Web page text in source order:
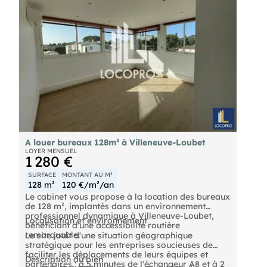
A louer bureaux 128m² à Villeneuve-Loubet
LOYER MENSUEL
1 280 €
SURFACE
128 m²
MONTANT AU M²
120 €/m²/an
Le cabinet vous propose à la location des bureaux
de 128 m², implantés dans un environnement
professionnel dynamique à Villeneuve-Loubet,
bénéficiant d'une accessibilité routière
remarquable.
Localisation et environnement
Le site jouit d'une situation géographique
stratégique pour les entreprises soucieuses de
faciliter les déplacements de leurs équipes et
partenaires : à 5 minutes de l'échangeur A8 et à 2
Description du bien